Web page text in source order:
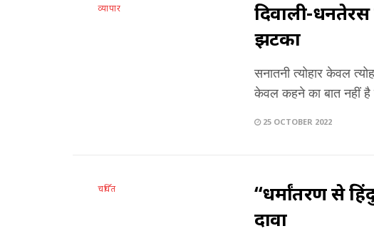
व्यापार
दिवाली-धनतेरस
झटका
सनातनी त्योहार केवल
केवल कहने का बात नहीं है
25 OCTOBER 2022
चर्चित
“धर्मांतरण से
दावा